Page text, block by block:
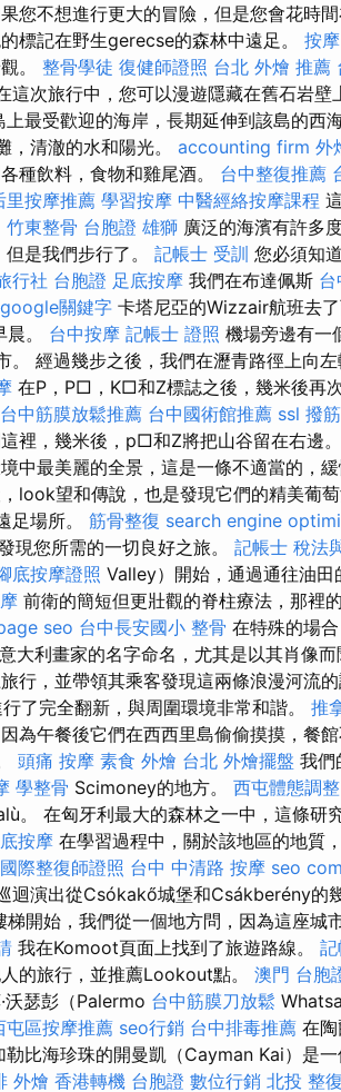
您不想進行更大的冒險，但是您會花時間
標記在野生gerecse的森林中遠足。 按
。 整骨學徒 復健師證照 台北 外燴 推薦
這次旅行中，您可以漫遊隱藏在舊石岩
最受歡迎的海岸，長期延伸到該島的西
，清澈的水和陽光。 accounting firm 外
種飲料，食物和雞尾酒。 台中整復推薦
里按摩推薦 學習按摩 中醫經絡按摩課程
竹東整骨 台胞證 雄獅 廣泛的海濱有許多
是我們步行了。 記帳士 受訓 您必須知
行社 台胞證 足底按摩 我們在布達佩斯
google關鍵字 卡塔尼亞的Wizzair航班去了
。 台中按摩 記帳士 證照 機場旁邊有一
。 經過幾步之後，我們在瀝青路徑上向
在P，P□，K□和Z標誌之後，幾米後再
台中筋膜放鬆推薦 台中國術館推薦 ssl 撥
裡，幾米後，p□和Z將把山谷留在右邊。
中最美麗的全景，這是一條不適當的，緩
look望和傳說，也是發現它們的精美葡
足場所。 筋骨整復 search engine
您所需的一切良好之旅。 記帳士 稅法
底按摩證照 Valley）開始，通過通往油田
前衛的簡短但更壯觀的脊柱療法，那裡
seo 台中長安國小 整骨 在特殊的場
大利畫家的名字命名，尤其是以其肖像而
行，並帶領其乘客發現這兩條浪漫河流的
了完全翻新，與周圍環境非常和諧。 推
為午餐後它們在西西里島偷偷摸摸，餐
頭痛 按摩 素食 外燴 台北 外燴擺盤 我們
學整骨 Scimoney的地方。 西屯體態調整
。 在匈牙利最大的森林之一中，這條研
按摩 在學習過程中，關於該地區的地質
國際整復師證照 台中 中清路 按摩 seo
迴演出從Csókakő城堡和Csákberény的
開始，我們從一個地方問，因為這座城
我在Komoot頁面上找到了旅遊路線。
的旅行，並推薦Lookout點。 澳門 台胞
沃瑟彭（Palermo 台中筋膜刀放鬆
屯區按摩推薦 seo行銷 台中排毒推薦 在
勒比海珍珠的開曼凱（Cayman Kai）是
外燴 香港轉機 台胞證 數位行銷 北投 整復